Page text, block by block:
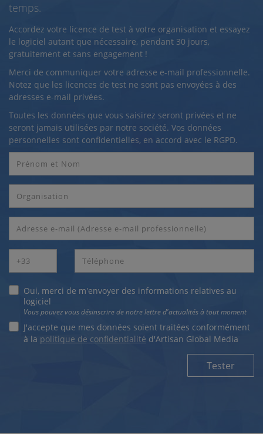
temps.
Accordez votre licence de test à votre organisation et essayez
le logiciel autant que nécessaire, pendant 30 jours,
gratuitement et sans engagement !
Merci de communiquer votre adresse e-mail professionnelle.
Notez que les licences de test ne sont pas envoyées à des
adresses e-mail privées.
Toutes les données que vous saisirez seront privées et ne
seront jamais utilisées par notre société. Vos données
personnelles sont confidentielles, en accord avec le RGPD.
Oui, merci de m'envoyer des informations relatives au
logiciel
Vous pouvez vous désinscrire de notre lettre d'actualités à tout moment
J'accepte que mes données soient traitées conformément
à la politique de confidentialité d'Artisan Global Media
Tester